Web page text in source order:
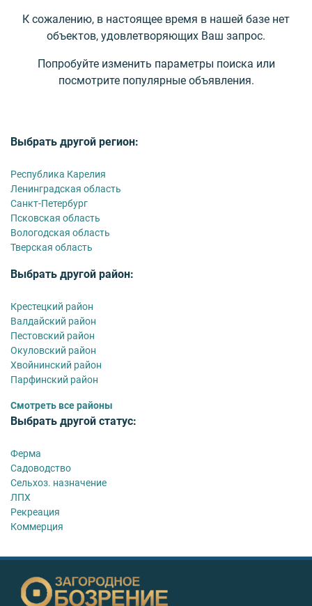
К сожалению, в настоящее время в нашей базе нет
объектов, удовлетворяющих Ваш запрос.
Попробуйте изменить параметры поиска или
посмотрите популярные объявления.
Выбрать другой регион:
Республика Карелия
Ленинградская область
Санкт-Петербург
Псковская область
Вологодская область
Тверская область
Выбрать другой район:
Крестецкий район
Валдайский район
Пестовский район
Окуловский район
Хвойнинский район
Парфинский район
Смотреть все районы
Выбрать другой статус:
Ферма
Садоводство
Сельхоз. назначение
ЛПХ
Рекреация
Коммерция